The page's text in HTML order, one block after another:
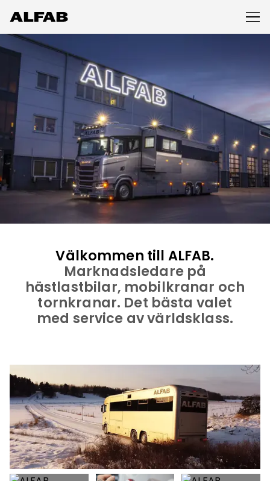
Välkommen till ALFAB.
Marknadsledare på
hästlastbilar, mobilkranar och
tornkranar. Det bästa valet
med service av världsklass.